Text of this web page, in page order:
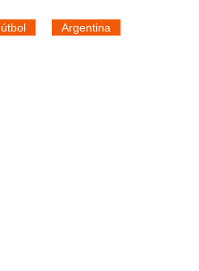
Argentina